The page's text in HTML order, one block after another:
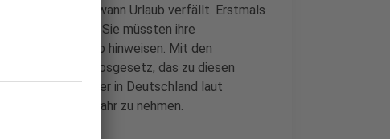
hat, wann Urlaub verfällt. Erstmals
aktiv zu werden: Sie müssten ihre
Urlaub hinweisen. Mit den
im Bundesurlaubsgesetz, das zu diesen
sind Arbeitnehmer in Deutschland laut
Kalenderjahr zu nehmen.